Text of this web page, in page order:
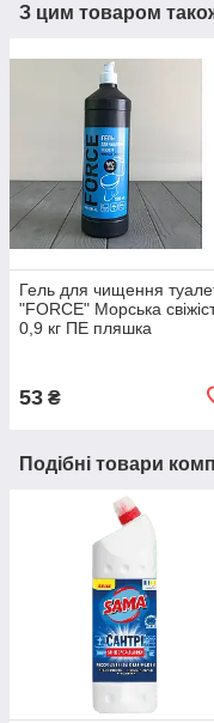
З цим товаром
Гель для чищення
"FORCE" Морська
0,9 кг ПЕ пляшка
53 ₴
Подібні товари